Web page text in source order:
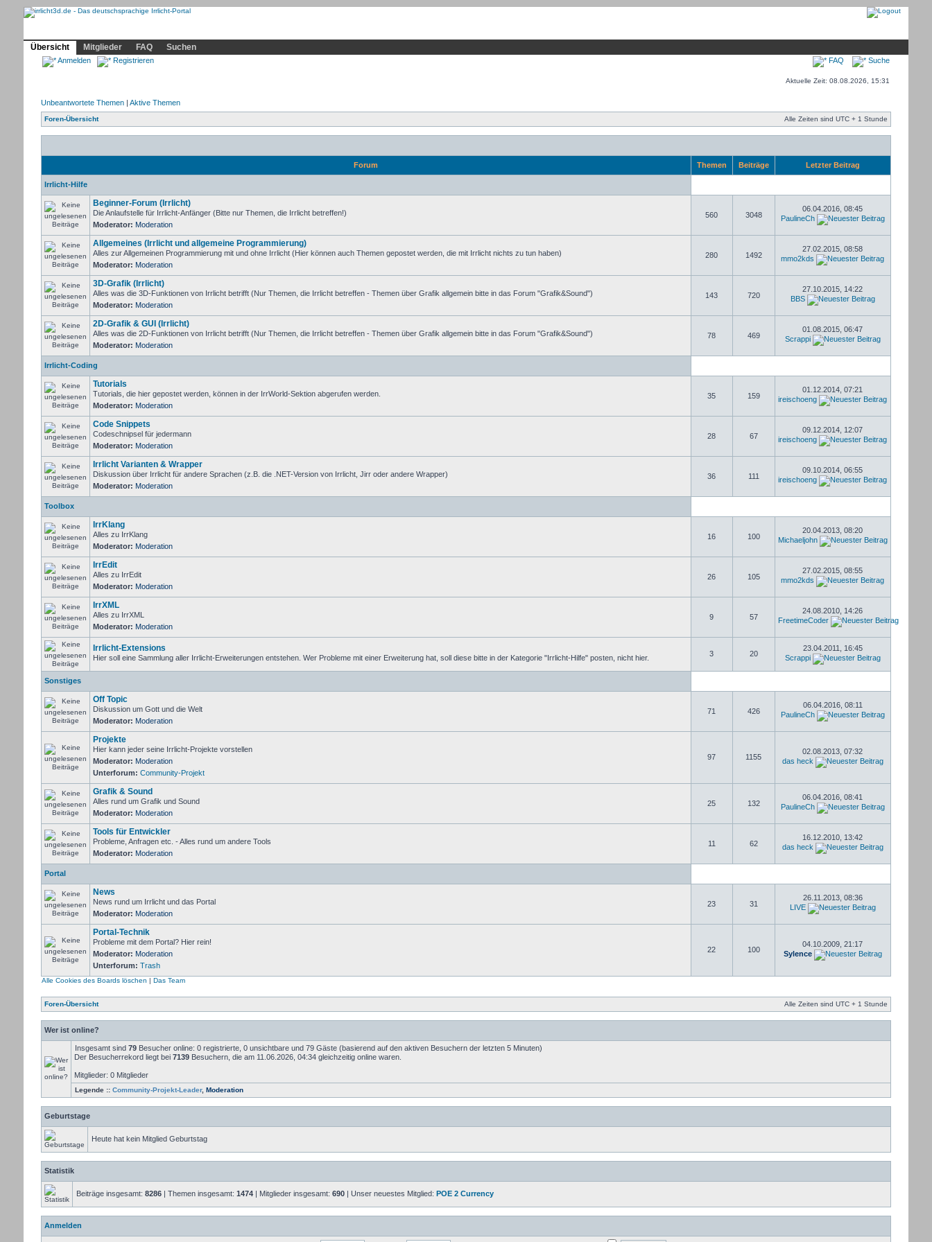
Übersicht
Mitglieder FAQ Suchen
Anmelden Registrieren FAQ Suche
Aktuelle Zeit: 08.08.2026, 15:31
Unbeantwortete Themen| Aktive Themen
Foren-Übersicht Alle Zeiten sind UTC + 1 Stunde
Forum Themen Beiträge Letzter Beitrag
Irrlicht-Hilfe
Beginner-Forum (Irrlicht)
Die Anlaufstelle für Irrlicht-Anfänger (Bitte nur Themen, die Irrlicht betreffen!)
Moderator: Moderation
560 3048
06.04.2016, 08:45
PaulineCh
Allgemeines (Irrlicht und allgemeine Programmierung)
Alles zur Allgemeinen Programmierung mit und ohne Irrlicht (Hier können auch Themen gepostet werden, die mit Irrlicht nichts zu tun haben)
Moderator: Moderation
280 1492
27.02.2015, 08:58
mmo2kds
3D-Grafik (Irrlicht)
Alles was die 3D-Funktionen von Irrlicht betrifft (Nur Themen, die Irrlicht betreffen - Themen über Grafik allgemein bitte in das Forum "Grafik&Sound")
Moderator: Moderation
143 720
27.10.2015, 14:22
BBS
2D-Grafik & GUI (Irrlicht)
Alles was die 2D-Funktionen von Irrlicht betrifft (Nur Themen, die Irrlicht betreffen - Themen über Grafik allgemein bitte in das Forum "Grafik&Sound")
Moderator: Moderation
78 469
01.08.2015, 06:47
Scrappi
Irrlicht-Coding
Tutorials
Tutorials, die hier gepostet werden, können in der IrrWorld-Sektion abgerufen werden.
Moderator: Moderation
35 159
01.12.2014, 07:21
ireischoeng
Code Snippets
Codeschnipsel für jedermann
Moderator: Moderation
28 67
09.12.2014, 12:07
ireischoeng
Irrlicht Varianten & Wrapper
Diskussion über Irrlicht für andere Sprachen (z.B. die .NET-Version von Irrlicht, Jirr oder andere Wrapper)
Moderator: Moderation
36 111
09.10.2014, 06:55
ireischoeng
Toolbox
IrrKlang
Alles zu IrrKlang
Moderator: Moderation
16 100
20.04.2013, 08:20
Michaeljohn
IrrEdit
Alles zu IrrEdit
Moderator: Moderation
26 105
27.02.2015, 08:55
mmo2kds
IrrXML
Alles zu IrrXML
Moderator: Moderation
9 57
24.08.2010, 14:26
FreetimeCoder
Irrlicht-Extensions
Hier soll eine Sammlung aller Irrlicht-Erweiterungen entstehen. Wer Probleme mit einer Erweiterung hat, soll diese bitte in der Kategorie "Irrlicht-Hilfe" posten, nicht hier. 3 20
23.04.2011, 16:45
Scrappi
Sonstiges
Off Topic
Diskussion um Gott und die Welt
Moderator: Moderation
71 426
06.04.2016, 08:11
PaulineCh
Projekte
Hier kann jeder seine Irrlicht-Projekte vorstellen
Moderator: Moderation
Unterforum: Community-Projekt
97 1155
02.08.2013, 07:32
das heck
Grafik & Sound
Alles rund um Grafik und Sound
Moderator: Moderation
25 132
06.04.2016, 08:41
PaulineCh
Tools für Entwickler
Probleme, Anfragen etc. - Alles rund um andere Tools
Moderator: Moderation
11 62
16.12.2010, 13:42
das heck
Portal
News
News rund um Irrlicht und das Portal
Moderator: Moderation
23 31
26.11.2013, 08:36
LIVE
Portal-Technik
Probleme mit dem Portal? Hier rein!
Moderator: Moderation
Unterforum: Trash
22 100
04.10.2009, 21:17
Sylence
Alle Cookies des Boards löschen | Das Team
Foren-Übersicht Alle Zeiten sind UTC + 1 Stunde
Wer ist online?
Insgesamt sind 79Besucher online: 0 registrierte, 0 unsichtbare und 79 Gäste (basierend auf den aktiven Besuchern der letzten 5 Minuten)
Der Besucherrekord liegt bei 7139Besuchern, die am 11.06.2026, 04:34 gleichzeitig online waren.
Mitglieder: 0 Mitglieder
Legende :: Community-Projekt-Leader, Moderation
Geburtstage
Heute hat kein Mitglied Geburtstag
Statistik
Beiträge insgesamt: 8286| Themen insgesamt: 1474| Mitglieder insgesamt: 690| Unser neuestes Mitglied: POE 2 Currency
Anmelden